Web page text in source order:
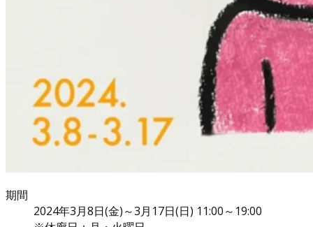
期間
2024年3月8日(金)～3月17日(日) 11:00～19:00